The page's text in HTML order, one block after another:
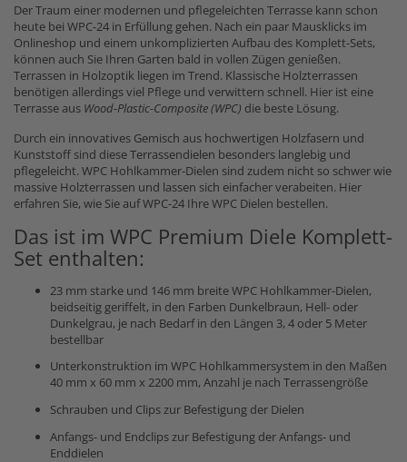
Der Traum einer modernen und pflegeleichten Terrasse kann schon
heute bei WPC-24 in Erfüllung gehen. Nach ein paar Mausklicks im
Onlineshop und einem unkomplizierten Aufbau des Komplett-Sets,
können auch Sie Ihren Garten bald in vollen Zügen genießen.
Terrassen in Holzoptik liegen im Trend. Klassische Holzterrassen
benötigen allerdings viel Pflege und verwittern schnell. Hier ist eine
Terrasse aus Wood-Plastic-Composite (WPC) die beste Lösung.
Durch ein innovatives Gemisch aus hochwertigen Holzfasern und
Kunststoff sind diese Terrassendielen besonders langlebig und
pflegeleicht. WPC Hohlkammer-Dielen sind zudem nicht so schwer wie
massive Holzterrassen und lassen sich einfacher verabeiten. Hier
erfahren Sie, wie Sie auf WPC-24 Ihre WPC Dielen bestellen.
Das ist im WPC Premium Diele Komplett-
Set enthalten:
23 mm starke und 146 mm breite WPC Hohlkammer-Dielen,
beidseitig geriffelt, in den Farben Dunkelbraun, Hell- oder
Dunkelgrau, je nach Bedarf in den Längen 3, 4 oder 5 Meter
bestellbar
Unterkonstruktion im WPC Hohlkammersystem in den Maßen
40 mm x 60 mm x 2200 mm, Anzahl je nach Terrassengröße
Schrauben und Clips zur Befestigung der Dielen
Anfangs- und Endclips zur Befestigung der Anfangs- und
Enddielen